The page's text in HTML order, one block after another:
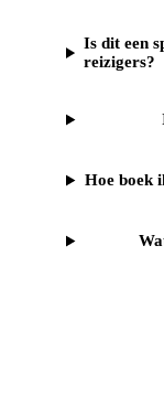
Is dit een
reizigers?
Hoe boek